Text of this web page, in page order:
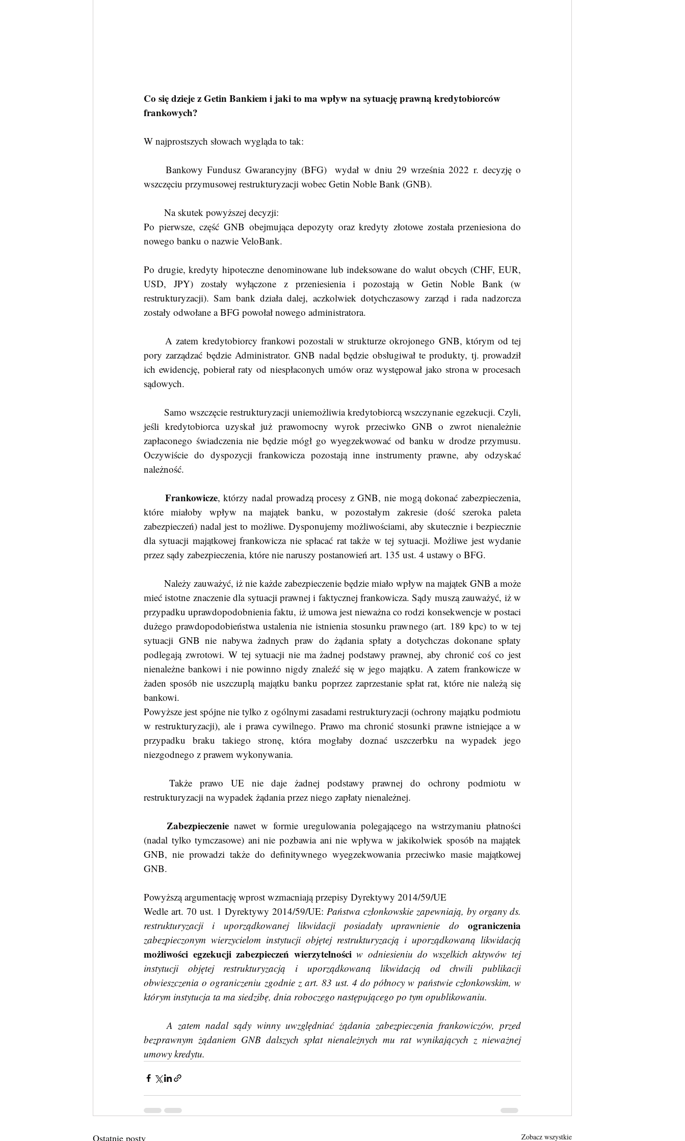
Co się dzieje z Getin Bankiem i jaki to ma wpływ na sytuację prawną kredytobiorców
frankowych?
W najprostszych słowach wygląda to tak:
	Bankowy Fundusz Gwarancyjny (BFG)  wydał w dniu 29 września 2022 r. decyzję o
wszczęciu przymusowej restrukturyzacji wobec Getin Noble Bank (GNB).
	Na skutek powyższej decyzji:
Po pierwsze, część GNB obejmująca depozyty oraz kredyty złotowe została przeniesiona do
nowego banku o nazwie VeloBank.
Po drugie, kredyty hipoteczne denominowane lub indeksowane do walut obcych (CHF, EUR,
USD, JPY) zostały wyłączone z przeniesienia i pozostają w Getin Noble Bank (w
restrukturyzacji). Sam bank działa dalej, aczkolwiek dotychczasowy zarząd i rada nadzorcza
zostały odwołane a BFG powołał nowego administratora.
pory zarządzać będzie Administrator. GNB nadal będzie obsługiwał te produkty, tj. prowadził
ich ewidencję, pobierał raty od niespłaconych umów oraz występował jako strona w procesach
sądowych.
	Samo wszczęcie restrukturyzacji uniemożliwia kredytobiorcą wszczynanie egzekucji. Czyli,
jeśli kredytobiorca uzyskał już prawomocny wyrok przeciwko GNB o zwrot nienależnie
zapłaconego świadczenia nie będzie mógł go wyegzekwować od banku w drodze przymusu.
Oczywiście do dyspozycji frankowicza pozostają inne instrumenty prawne, aby odzyskać
należność.
Frankowicze, którzy nadal prowadzą procesy z GNB, nie mogą dokonać zabezpieczenia,
które miałoby wpływ na majątek banku, w pozostałym zakresie (dość szeroka paleta
zabezpieczeń) nadal jest to możliwe. Dysponujemy możliwościami, aby skutecznie i bezpiecznie
dla sytuacji majątkowej frankowicza nie spłacać rat także w tej sytuacji. Możliwe jest wydanie
przez sądy zabezpieczenia, które nie naruszy postanowień art. 135 ust. 4 ustawy o BFG.
mieć istotne znaczenie dla sytuacji prawnej i faktycznej frankowicza. Sądy muszą zauważyć, iż w
przypadku uprawdopodobnienia faktu, iż umowa jest nieważna co rodzi konsekwencje w postaci
dużego prawdopodobieństwa ustalenia nie istnienia stosunku prawnego (art. 189 kpc) to w tej
sytuacji GNB nie nabywa żadnych praw do żądania spłaty a dotychczas dokonane spłaty
podlegają zwrotowi. W tej sytuacji nie ma żadnej podstawy prawnej, aby chronić coś co jest
nienależne bankowi i nie powinno nigdy znaleźć się w jego majątku. A zatem frankowicze w
żaden sposób nie uszczuplą majątku banku poprzez zaprzestanie spłat rat, które nie należą się
bankowi.
Powyższe jest spójne nie tylko z ogólnymi zasadami restrukturyzacji (ochrony majątku podmiotu
w restrukturyzacji), ale i prawa cywilnego. Prawo ma chronić stosunki prawne istniejące a w
przypadku braku takiego stronę, która mogłaby doznać uszczerbku na wypadek jego
niezgodnego z prawem wykonywania.
restrukturyzacji na wypadek żądania przez niego zapłaty nienależnej.
Zabezpieczenie nawet w formie uregulowania polegającego na wstrzymaniu płatności
(nadal tylko tymczasowe) ani nie pozbawia ani nie wpływa w jakikolwiek sposób na majątek
GNB, nie prowadzi także do definitywnego wyegzekwowania przeciwko masie majątkowej
GNB.
Powyższą argumentację wprost wzmacniają przepisy Dyrektywy 2014/59/UE
Wedle art. 70 ust. 1 Dyrektywy 2014/59/UE: Państwa członkowskie zapewniają, by organy ds.
restrukturyzacji i uporządkowanej likwidacji posiadały uprawnienie do ograniczenia
możliwości egzekucji zabezpieczeń wierzytelności w odniesieniu do wszelkich aktywów tej
instytucji objętej restrukturyzacją i uporządkowaną likwidacją od chwili publikacji
obwieszczenia o ograniczeniu zgodnie z art. 83 ust. 4 do północy w państwie członkowskim, w
którym instytucja ta ma siedzibę, dnia roboczego następującego po tym opublikowaniu.
	A zatem nadal sądy winny uwzględniać żądania zabezpieczenia frankowiczów, przed
bezprawnym żądaniem GNB dalszych spłat nienależnych mu rat wynikających z nieważnej
umowy kredytu.
Ostatnie posty Zobacz wszystkie